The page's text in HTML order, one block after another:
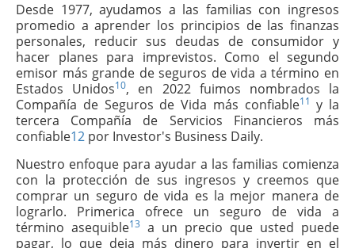
Desde 1977, ayudamos a las familias con ingresos
promedio a aprender los principios de las finanzas
personales, reducir sus deudas de consumidor y
hacer planes para imprevistos. Como el segundo
emisor más grande de seguros de vida a término en
Estados Unidos10, en 2022 fuimos nombrados la
Compañía de Seguros de Vida más confiable11 y la
tercera Compañía de Servicios Financieros más
confiable12 por Investor's Business Daily.
Nuestro enfoque para ayudar a las familias comienza
con la protección de sus ingresos y creemos que
comprar un seguro de vida es la mejor manera de
lograrlo. Primerica ofrece un seguro de vida a
término asequible13 a un precio que usted puede
pagar, lo que deja más dinero para invertir en el